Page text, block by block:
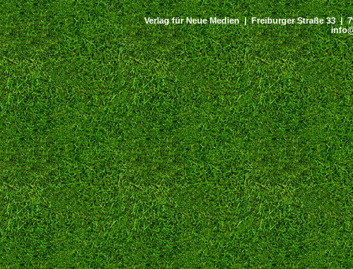
Verlag für Neue Medien | Freiburger Straße 33 |